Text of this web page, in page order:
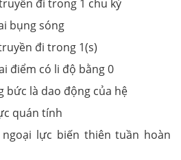
đi trong 1 chu kỳ
bụng sóng
đi trong 1(s)
điểm có li độ bằng 0
bức là dao động của hệ
quán tính
lực biến thiên tuần hoàn